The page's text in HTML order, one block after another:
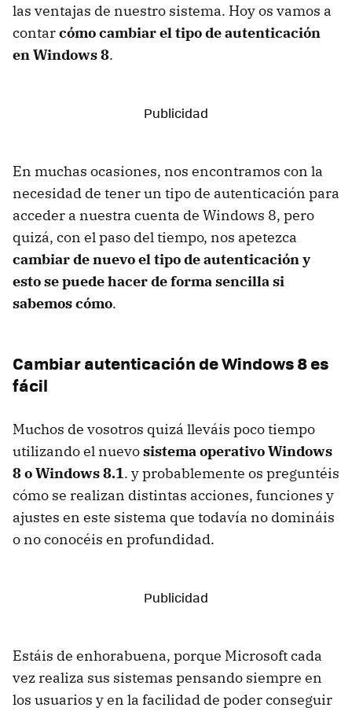
las ventajas de nuestro sistema. Hoy os vamos a
contarcómo cambiar el tipo de autenticación
en Windows 8.
En muchas ocasiones, nos encontramos con la
necesidad de tener un tipo de autenticación para
acceder a nuestra cuenta de Windows 8, pero
quizá, con el paso del tiempo, nos apetezca
cambiar de nuevo el tipo de autenticación y
esto se puede hacer de forma sencilla si
sabemos cómo.
Cambiar autenticación de Windows 8 es
fácil
Muchos de vosotros quizá lleváis poco tiempo
utilizando el nuevosistema operativo Windows
8 o Windows 8.1. y probablemente os preguntéis
cómo se realizan distintas acciones, funciones y
ajustes en este sistema que todavía no domináis
o no conocéis en profundidad.
Estáis de enhorabuena, porque Microsoft cada
vez realiza sus sistemas pensando siempre en
los usuarios y en la facilidad de poder conseguir